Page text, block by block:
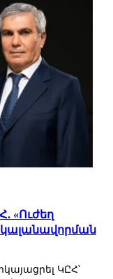
«Ուժեղ
կալանավորման
ԿԸՀ՝